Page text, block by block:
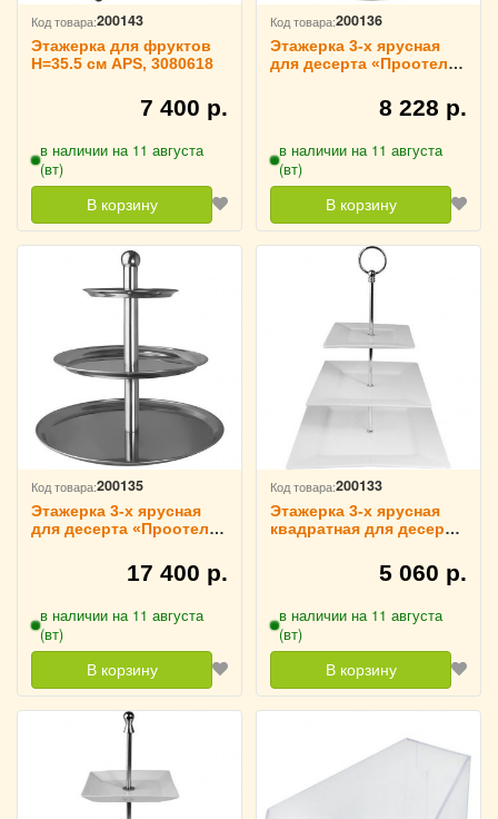
Код товара:200143
Этажерка для фруктов
H=35.5 см APS, 3080618
7 400 р.
в наличии на 11 августа
(вт)
В корзину
Код товара:200136
Этажерка 3-х ярусная
для десерта «Проотель»
ProHotel, 30803918 228 р.
в наличии на 11 августа
(вт)
В корзину
Код товара:200135
Этажерка 3-х ярусная
для десерта «Проотель»
ProHotel, 308038817 400 р.
в наличии на 11 августа
(вт)
В корзину
Код товара:200133
Этажерка 3-х ярусная
квадратная для десерта
см KunstWerk, 3080365
5 060 р.
в наличии на 11 августа
(вт)
В корзину